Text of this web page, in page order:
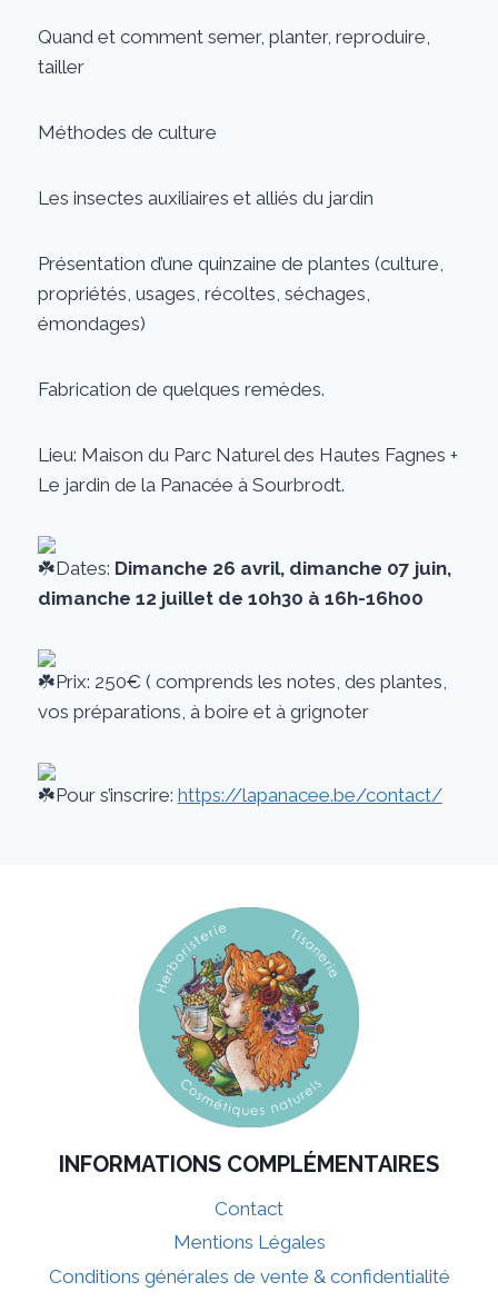
Quand et comment semer, planter, reproduire,
tailler
Méthodes de culture
Les insectes auxiliaires et alliés du jardin
Présentation d’une quinzaine de plantes (culture,
propriétés, usages, récoltes, séchages,
émondages)
Fabrication de quelques remèdes.
Lieu: Maison du Parc Naturel des Hautes Fagnes +
Le jardin de la Panacée à Sourbrodt.
Dates: Dimanche 26 avril, dimanche 07 juin,
dimanche 12 juillet de 10h30 à 16h-16h00
Prix: 250€ ( comprends les notes, des plantes,
vos préparations, à boire et à grignoter
Pour s’inscrire: https://lapanacee.be/contact/
INFORMATIONS COMPLÉMENTAIRES
Contact
Mentions Légales
Conditions générales de vente & confidentialité